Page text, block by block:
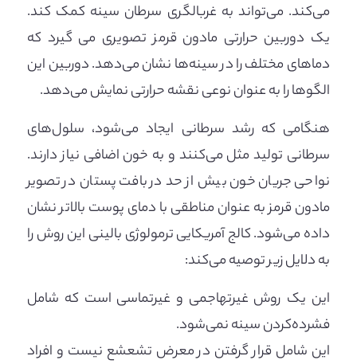
می‌کند. می‌تواند به غربالگری سرطان سینه کمک کند.
یک دوربین حرارتی مادون قرمز تصویری می گیرد که
دماهای مختلف را در سینه‌ها نشان می‌دهد. دوربین این
الگوها را به عنوان نوعی نقشه حرارتی نمایش می‌دهد.
هنگامی که رشد سرطانی ایجاد می‌شود، سلول‌های
سرطانی تولید مثل می‌کنند و به خون اضافی نیاز دارند.
نواحی جریان خون بیش از حد در بافت پستان در تصویر
مادون قرمز به عنوان مناطقی با دمای پوست بالاتر نشان
داده می‌شود. کالج آمریکایی ترمولوژی بالینی این روش را
به دلایل زیر توصیه می‌کند:
این یک روش غیرتهاجمی و غیرتماسی است که شامل
فشرده‌کردن سینه نمی‌شود.
این شامل قرار گرفتن در معرض تشعشع نیست و افراد